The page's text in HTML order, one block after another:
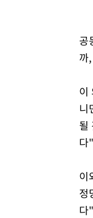
공
까
이
니
될
다
이
정
다